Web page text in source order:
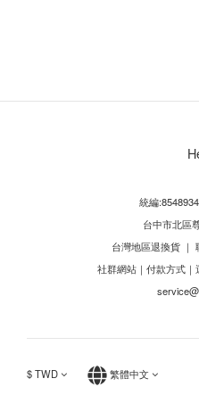
統編
台中市北區
台灣地區退換貨 ｜
社群網站｜ 付款方式｜
$TWD 繁體中文